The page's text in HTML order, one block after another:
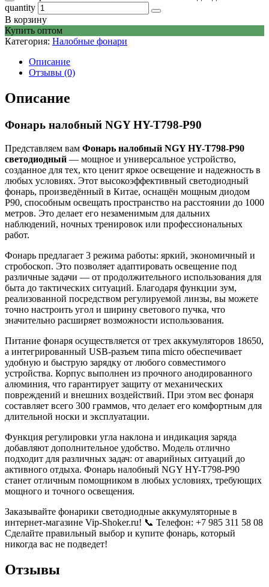
quantity
В корзину
Купить оптом
Категория: Налобные фонари
Описание
Отзывы (0)
Описание
Фонарь налобный NGY HY-T798-P90
Представляем вам Фонарь налобный NGY HY-T798-P90
светодиодный — мощное и универсальное устройство,
созданное для тех, кто ценит яркое освещение и надежность в
любых условиях. Этот высокоэффективный светодиодный
фонарь, произведённый в Китае, оснащён мощным диодом
P90, способным освещать пространство на расстоянии до 1000
метров. Это делает его незаменимым для дальних
наблюдений, ночных тренировок или профессиональных
работ.
Фонарь предлагает 3 режима работы: яркий, экономичный и
стробоскоп. Это позволяет адаптировать освещение под
различные задачи — от продолжительного использования для
быта до тактических ситуаций. Благодаря функции зум,
реализованной посредством регулируемой линзы, вы можете
точно настроить угол и ширину светового пучка, что
значительно расширяет возможности использования.
Питание фонаря осуществляется от трех аккумуляторов 18650,
а интегрированный USB-разъем типа micro обеспечивает
удобную и быструю зарядку от любого совместимого
устройства. Корпус выполнен из прочного анодированного
алюминия, что гарантирует защиту от механических
повреждений и внешних воздействий. При этом вес фонаря
составляет всего 300 граммов, что делает его комфортным для
длительной носки и эксплуатации.
Функция регулировки угла наклона и индикация заряда
добавляют дополнительное удобство. Модель отлично
подходит для различных задач: от аварийных ситуаций до
активного отдыха. Фонарь налобный NGY HY-T798-P90
станет отличным помощником в любых условиях, требующих
мощного и точного освещения.
Заказывайте фонарики светодиодные аккумуляторные в
интернет-магазине Vip-Shoker.ru! 📞 Телефон: +7 985 311 58 08
Сделайте правильный выбор и купите фонарь, который
никогда вас не подведет!
Отзывы